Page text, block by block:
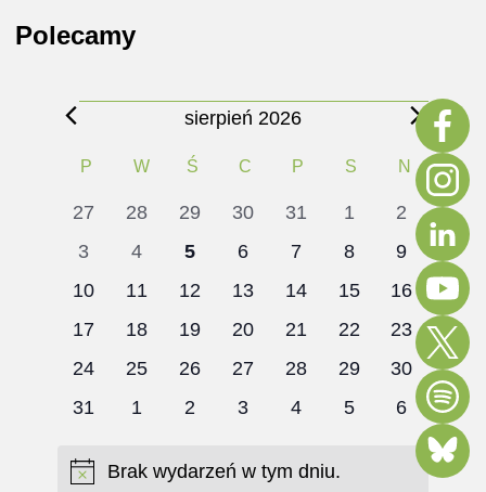
Polecamy
Wydarzeniasierpień 2026
Kalendarz
P PONIEDZIAŁEK
WWTOREK
Ś ŚRODA
C CZWARTEK
P PIĄTEK
S SOBOTA
N
0
27
0
28
0
29
0
30
0
31
0
wydarzenia
1
0
wydarzenia
2
0
3
0
4
0
5
0
6
0
7
0
wydarzenia
8
0
wydarzenia
9
0
10
0
11
0
12
0
13
0
14
0
wydarzenia
15
0
wydarzenia
16
0
17
0
18
0
19
0
20
0
21
0
wydarzenia
22
0
wydarzenia
23
0
24
0
25
0
26
0
27
0
28
0
wydarzenia
29
0
wydarzenia
30
0
31
0
1
0
2
0
3
0
4
0
wydarzenia
5
0
wydarzenia
6
Powiadomienie
Brak wydarzeń w tym dniu.